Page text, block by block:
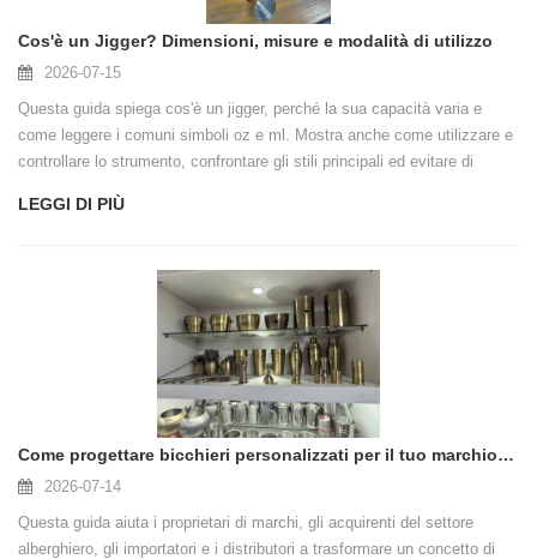
Cos'è un Jigger? Dimensioni, misure e modalità di utilizzo
2026-07-15
Questa guida spiega cos'è un jigger, perché la sua capacità varia e
come leggere i comuni simboli oz e ml. Mostra anche come utilizzare e
controllare lo strumento, confrontare gli stili principali ed evitare di
LEGGI DI PIÙ
Come progettare bicchieri personalizzati per il tuo marchio: una guida pratica
2026-07-14
Questa guida aiuta i proprietari di marchi, gli acquirenti del settore
alberghiero, gli importatori e i distributori a trasformare un concetto di